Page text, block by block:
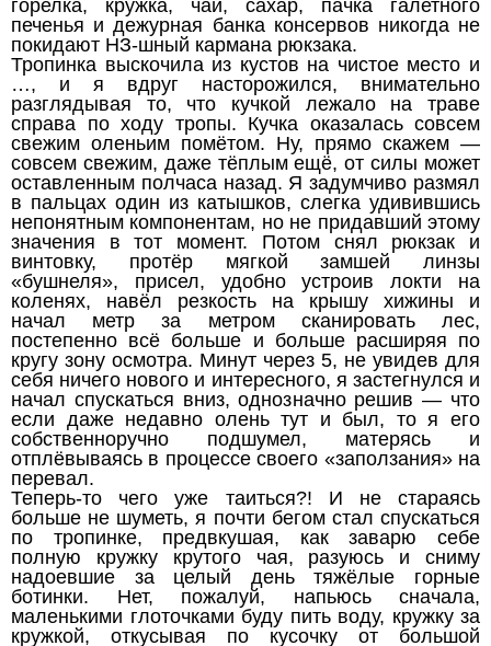
горелка, кружка, чай, сахар, пачка галетного
печенья и дежурная банка консервов никогда не
покидают НЗ-шный кармана рюкзака.
Тропинка выскочила из кустов на чистое место и
…, и я вдруг насторожился, внимательно
разглядывая то, что кучкой лежало на траве
справа по ходу тропы. Кучка оказалась совсем
свежим оленьим помётом. Ну, прямо скажем —
совсем свежим, даже тёплым ещё, от силы может
оставленным полчаса назад. Я задумчиво размял
в пальцах один из катышков, слегка удивившись
непонятным компонентам, но не придавший этому
значения в тот момент. Потом снял рюкзак и
винтовку, протёр мягкой замшей линзы
«бушнеля», присел, удобно устроив локти на
коленях, навёл резкость на крышу хижины и
начал метр за метром сканировать лес,
постепенно всё больше и больше расширяя по
кругу зону осмотра. Минут через 5, не увидев для
себя ничего нового и интересного, я застегнулся и
начал спускаться вниз, однозначно решив — что
если даже недавно олень тут и был, то я его
собственноручно подшумел, матерясь и
отплёвываясь в процессе своего «заползания» на
перевал.
Теперь-то чего уже таиться?! И не стараясь
больше не шуметь, я почти бегом стал спускаться
по тропинке, предвкушая, как заварю себе
полную кружку крутого чая, разуюсь и сниму
надоевшие за целый день тяжёлые горные
ботинки. Нет, пожалуй, напьюсь сначала,
маленькими глоточками буду пить воду, кружку за
кружкой, откусывая по кусочку от большой